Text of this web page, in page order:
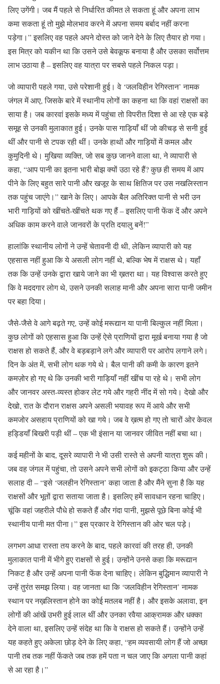
लिए उगेंगी। जब मैं पहले से निर्धारित कीमत ले सकता हूं और अपना लाभ
कमा सकता हूं तो मुझे मोलभाव करने में अपना समय बर्बाद नहीं करना
पड़ेगा।” इसलिए वह पहले अपने दोस्त को जाने देने के लिए तैयार हो गया।
इस मित्र को यकीन था कि उसने उसे बेवकूफ बनाया है और उसका सर्वोत्तम
लाभ उठाया है – इसलिए वह यात्रा पर सबसे पहले निकल पड़ा।
जो व्यापारी पहले गया, उसे परेशानी हुई। वे ‘जलविहीन रेगिस्तान’ नामक
जंगल में आए, जिसके बारे में स्थानीय लोगों का कहना था कि वहां राक्षसों का
साया है। जब कारवां इसके मध्य में पहुंचा तो विपरीत दिशा से आ रहे एक बड़े
समूह से उनकी मुलाकात हुई। उनके पास गाड़ियाँ थीं जो कीचड़ से सनी हुई
थीं और पानी से टपक रही थीं। उनके हाथों और गाड़ियों में कमल और
कुमुदिनी थे। मुखिया व्यक्ति, जो सब कुछ जानने वाला था, ने व्यापारी से
कहा, “आप पानी का इतना भारी बोझ क्यों उठा रहे हैं? कुछ ही समय में आप
पीने के लिए बहुत सारे पानी और खजूर के साथ क्षितिज पर उस नखलिस्तान
तक पहुंच जाएंगे।” खाने के लिए। आपके बैल अतिरिक्त पानी से भरी उन
भारी गाड़ियों को खींचते-खींचते थक गए हैं – इसलिए पानी फेंक दें और अपने
अधिक काम करने वाले जानवरों के प्रति दयालु बनें!”
हालांकि स्थानीय लोगों ने उन्हें चेतावनी दी थी, लेकिन व्यापारी को यह
एहसास नहीं हुआ कि ये असली लोग नहीं थे, बल्कि भेष में राक्षस थे। यहाँ
तक कि उन्हें उनके द्वारा खाये जाने का भी ख़तरा था। यह विश्वास करते हुए
कि वे मददगार लोग थे, उसने उनकी सलाह मानी और अपना सारा पानी जमीन
पर बहा दिया।
जैसे-जैसे वे आगे बढ़ते गए, उन्हें कोई मरूद्यान या पानी बिल्कुल नहीं मिला।
कुछ लोगों को एहसास हुआ कि उन्हें ऐसे प्राणियों द्वारा मूर्ख बनाया गया है जो
राक्षस हो सकते हैं, और वे बड़बड़ाने लगे और व्यापारी पर आरोप लगाने लगे।
दिन के अंत में, सभी लोग थक गये थे। बैल पानी की कमी के कारण इतने
कमज़ोर हो गए थे कि उनकी भारी गाड़ियाँ नहीं खींच पा रहे थे। सभी लोग
और जानवर अस्त-व्यस्त होकर लेट गये और गहरी नींद में सो गये। देखो और
देखो, रात के दौरान राक्षस अपने असली भयावह रूप में आये और सभी
कमजोर असहाय प्राणियों को खा गये। जब वे ख़त्म हो गए तो चारों ओर केवल
हड्डियाँ बिखरी पड़ी थीं – एक भी इंसान या जानवर जीवित नहीं बचा था।
कई महीनों के बाद, दूसरे व्यापारी ने भी उसी रास्ते से अपनी यात्रा शुरू की।
जब वह जंगल में पहुंचा, तो उसने अपने सभी लोगों को इकट्ठा किया और उन्हें
सलाह दी – “इसे ‘जलहीन रेगिस्तान’ कहा जाता है और मैंने सुना है कि यह
राक्षसों और भूतों द्वारा सताया जाता है। इसलिए हमें सावधान रहना चाहिए।
चूंकि वहां जहरीले पौधे हो सकते हैं और गंदा पानी, मुझसे पूछे बिना कोई भी
स्थानीय पानी मत पीना।” इस प्रकार वे रेगिस्तान की ओर चल पड़े।
लगभग आधा रास्ता तय करने के बाद, पहले कारवां की तरह ही, उनकी
मुलाकात पानी में भीगे हुए राक्षसों से हुई। उन्होंने उनसे कहा कि मरूद्यान
निकट है और उन्हें अपना पानी फेंक देना चाहिए। लेकिन बुद्धिमान व्यापारी ने
उन्हें तुरंत समझ लिया। वह जानता था कि ‘जलविहीन रेगिस्तान’ नामक
स्थान पर नख़लिस्तान होने का कोई मतलब नहीं है। और इसके अलावा, इन
लोगों की आंखें उभरी हुई लाल थीं और उनका रवैया आक्रामक और धक्का
देने वाला था, इसलिए उन्हें संदेह था कि वे राक्षस हो सकते हैं। उन्होंने उन्हें
यह कहते हुए अकेला छोड़ देने के लिए कहा, “हम व्यवसायी लोग हैं जो अच्छा
पानी तब तक नहीं फेंकते जब तक हमें पता न चल जाए कि अगला पानी कहां
से आ रहा है।”